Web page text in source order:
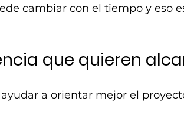
cambiar con el tiempo y eso
que quieren
a orientar mejor el